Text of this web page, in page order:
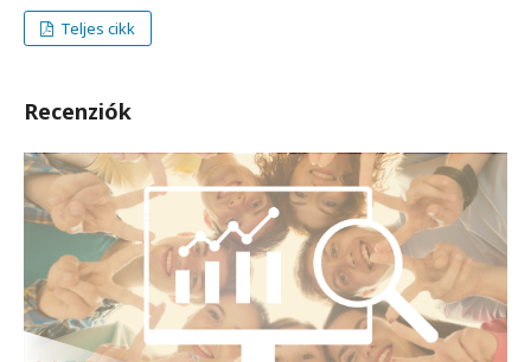
Teljes cikk
Recenziók